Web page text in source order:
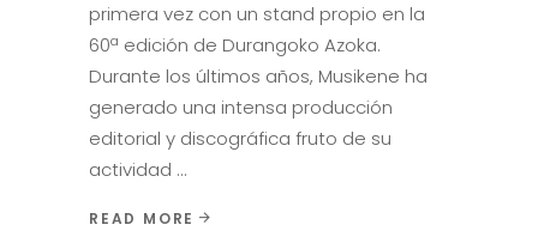
primera vez con un stand propio en la
60ª edición de Durangoko Azoka.
Durante los últimos años, Musikene ha
generado una intensa producción
editorial y discográfica fruto de su
actividad
READ MORE